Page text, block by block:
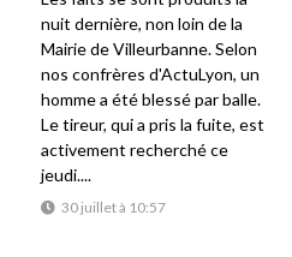
30 juillet à 10:57
nuit dernière, non loin de la
Mairie de Villeurbanne. Selon
nos confrères d'ActuLyon, un
homme a été blessé par balle.
Le tireur, qui a pris la fuite, est
activement recherché ce
jeudi....